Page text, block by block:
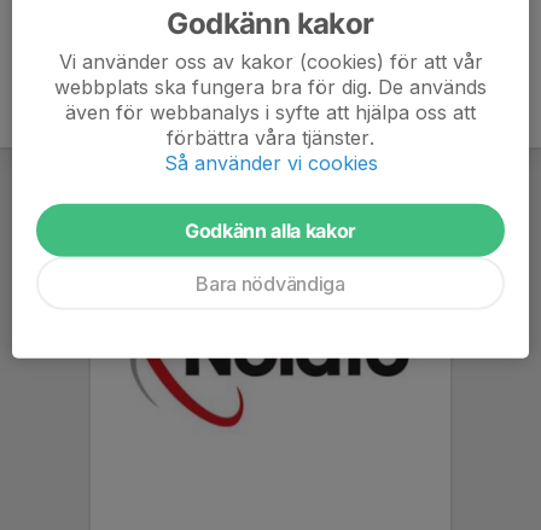
Godkänn kakor
Vi använder oss av kakor (cookies) för att vår
webbplats ska fungera bra för dig. De används
även för webbanalys i syfte att hjälpa oss att
förbättra våra tjänster.
Så använder vi cookies
Godkänn alla kakor
Bara nödvändiga